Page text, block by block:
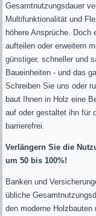
Gesamtnutzungsdauer
Multifunktionalität und
höhere Ansprüche. Doch
aufteilen oder erweitern
günstiger, schneller und
Baueinheiten - und das
Schreiben Sie uns oder
baut Ihnen in Holz eine
auf oder gestaltet ihn für
barrierefrei.
Verlängern Sie die
um 50 bis 100%!
Banken und
übliche
den moderne